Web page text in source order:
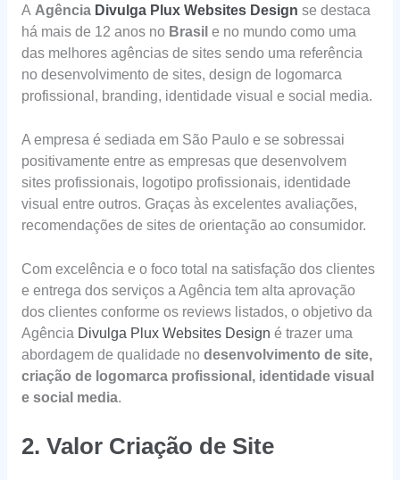
A Agência Divulga Plux Websites Design se destaca
há mais de 12 anos no Brasil e no mundo como uma
das melhores agências de sites sendo uma referência
no desenvolvimento de sites, design de logomarca
profissional, branding, identidade visual e social media.
A empresa é sediada em São Paulo e se sobressai
positivamente entre as empresas que desenvolvem
sites profissionais, logotipo profissionais, identidade
visual entre outros. Graças às excelentes avaliações,
recomendações de sites de orientação ao consumidor.
Com excelência e o foco total na satisfação dos clientes
e entrega dos serviços a Agência tem alta aprovação
dos clientes conforme os reviews listados, o objetivo da
Agência Divulga Plux Websites Design é trazer uma
abordagem de qualidade no desenvolvimento de site,
criação de logomarca profissional, identidade visual
e social media.
2. Valor Criação de Site